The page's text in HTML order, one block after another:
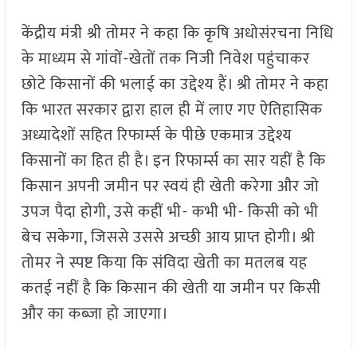
केंद्रीय मंत्री श्री तोमर ने कहा कि कृषि अधोसंरचना निधि
के माध्यम से गांवों-खेतों तक निजी निवेश पहुंचाकर
छोटे किसानों की भलाई का उद्देश्य हैं। श्री तोमर ने कहा
कि भारत सरकार द्वारा हाल ही में लाए गए ऐतिहासिक
अध्यादेशों सहित रिफार्म्स के पीछे एकमात्र उद्देश्य
किसानों का हित ही है। इन रिफार्म्स का सार यहीं है कि
किसान अपनी जमीन पर स्वयं ही खेती करेगा और जो
उपज पैदा होगी, उसे कहीं भी- कभी भी- किसी को भी
बेच सकेगा, जिससे उससे अच्छी आय प्राप्त होगी। श्री
तोमर ने स्पष्ट किया कि संविदा खेती का मतलब यह
कतई नहीं है कि किसान की खेती या जमीन पर किसी
और का कब्जा हो जाएगा।